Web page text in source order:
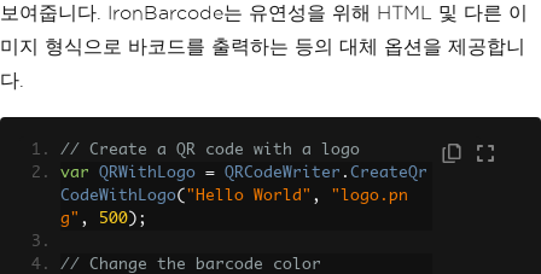
보여줍니다. IronBarcode는 유연성을 위해 HTML 및 다른 이
미지 형식으로 바코드를 출력하는 등의 대체 옵션을 제공합니
다.
// Create a QR code with a logo
var
QRWithLogo = QRCodeWriter . CreateQr
CodeWithLogo( "Hello World" ,
"logo.pn
g" , 500 );
// Change the barcode color